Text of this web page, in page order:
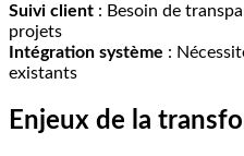
Suivi client : Besoin de
projets
Intégration système :
existants
Enjeux de la